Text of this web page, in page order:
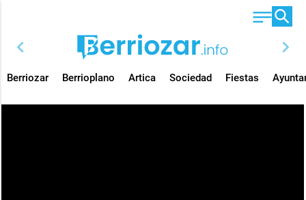
chevron_left chevron_right
Berriozar Berrioplano Artica Sociedad Fiestas